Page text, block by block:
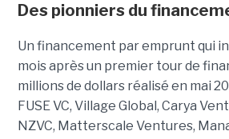
Des pionniers du
Un financement par emprunt qui
mois après un premier tour de
millions de dollars réalisé en mai
FUSE VC, Village Global, Carya
NZVC, Matterscale Ventures,